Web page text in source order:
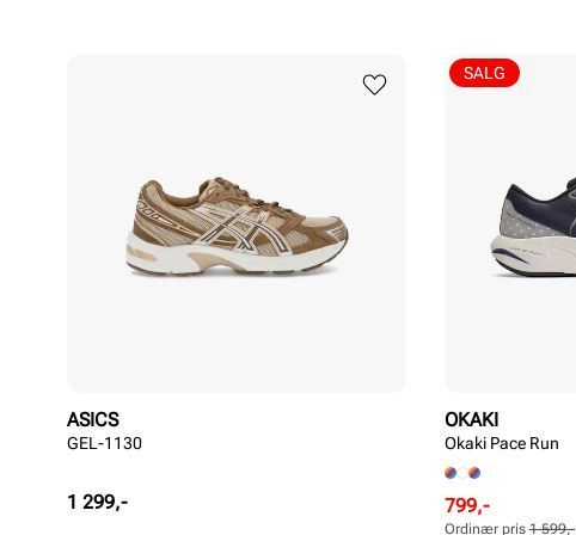
ASICS
GEL-1130
Pris
1 299,-
OKAKI
Okaki Pace Run
Rabattert
799,-
Ordinær
Ordinær pris 1 599,-
SALG